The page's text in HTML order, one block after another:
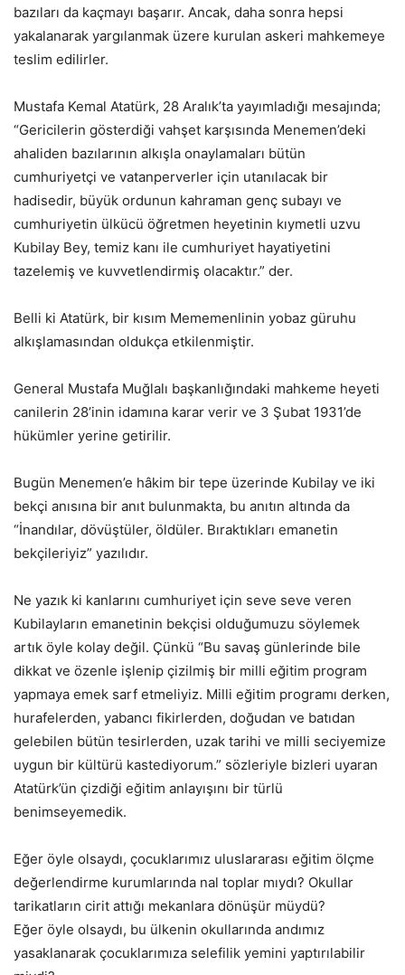
bazıları da kaçmayı başarır. Ancak, daha sonra hepsi
yakalanarak yargılanmak üzere kurulan askeri mahkemeye
teslim edilirler.
Mustafa Kemal Atatürk, 28 Aralık’ta yayımladığı mesajında;
“Gericilerin gösterdiği vahşet karşısında Menemen’deki
ahaliden bazılarının alkışla onaylamaları bütün
cumhuriyetçi ve vatanperverler için utanılacak bir
hadisedir, büyük ordunun kahraman genç subayı ve
cumhuriyetin ülkücü öğretmen heyetinin kıymetli uzvu
Kubilay Bey, temiz kanı ile cumhuriyet hayatiyetini
tazelemiş ve kuvvetlendirmiş olacaktır.” der.
Belli ki Atatürk, bir kısım Mememenlinin yobaz güruhu
alkışlamasından oldukça etkilenmiştir.
General Mustafa Muğlalı başkanlığındaki mahkeme heyeti
canilerin 28’inin idamına karar verir ve 3 Şubat 1931’de
hükümler yerine getirilir.
Bugün Menemen’e hâkim bir tepe üzerinde Kubilay ve iki
bekçi anısına bir anıt bulunmakta, bu anıtın altında da
“İnandılar, dövüştüler, öldüler. Bıraktıkları emanetin
bekçileriyiz” yazılıdır.
Ne yazık ki kanlarını cumhuriyet için seve seve veren
Kubilayların emanetinin bekçisi olduğumuzu söylemek
artık öyle kolay değil. Çünkü “Bu savaş günlerinde bile
dikkat ve özenle işlenip çizilmiş bir milli eğitim program
yapmaya emek sarf etmeliyiz. Milli eğitim programı derken,
hurafelerden, yabancı fikirlerden, doğudan ve batıdan
gelebilen bütün tesirlerden, uzak tarihi ve milli seciyemize
uygun bir kültürü kastediyorum.” sözleriyle bizleri uyaran
Atatürk’ün çizdiği eğitim anlayışını bir türlü
benimseyemedik.
Eğer öyle olsaydı, çocuklarımız uluslararası eğitim ölçme
değerlendirme kurumlarında nal toplar mıydı? Okullar
tarikatların cirit attığı mekanlara dönüşür müydü?
Eğer öyle olsaydı, bu ülkenin okullarında andımız
yasaklanarak çocuklarımıza selefilik yemini yaptırılabilir